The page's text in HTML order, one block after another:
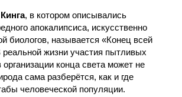
, в котором описывались
апокалипсиса, искусственно
биологов, называется «Конец всей
реальной жизни участия пытливых
конца света может не
сама разберётся, как и где
человеческой популяции.